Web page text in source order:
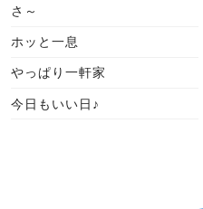
さ～
ホッと一息
やっぱり一軒家
今日もいい日♪